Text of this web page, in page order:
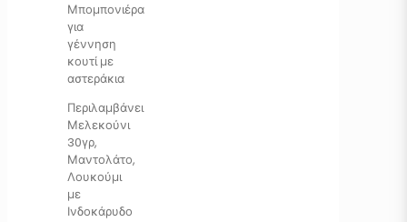
Μπομπονιέρα
για
γέννηση
κουτί με
αστεράκια
Περιλαμβάνει
Μελεκούνι
30γρ,
Μαντολάτο,
Λουκούμι
με
Ινδοκάρυδο